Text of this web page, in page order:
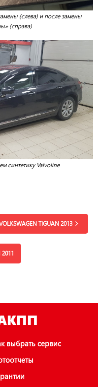
(слева) и после замены
(справа)
синтетику Valvoline
TIGUAN 2013
выбрать сервис